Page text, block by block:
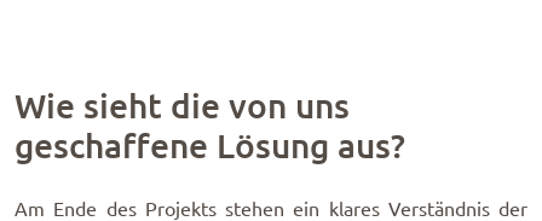
Wie sieht die von uns
geschaffene Lösung aus?
Am Ende des Projekts stehen ein klares Verständnis der